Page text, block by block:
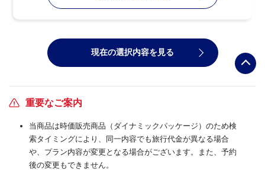
現在の選択内容を見る
重要なご案内
当商品は時価販売商品（ダイナミックパッケージ）のため検
索タイミングにより、同一内容でも旅行代金が異なる場合
や、プラン内容が変更となる場合がございます。また、予約
後の変更もできません。